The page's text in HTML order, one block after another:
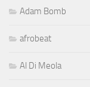
Adam Bomb
afrobeat
Al Di Meola